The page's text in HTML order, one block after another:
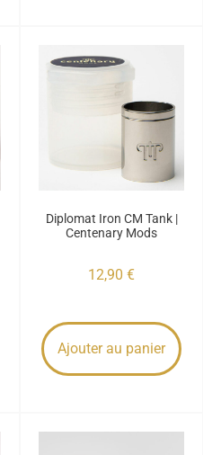
Diplomat Iron CM Tank |
Centenary Mods
12,90 €
Ajouter au panier